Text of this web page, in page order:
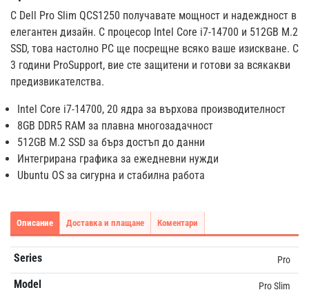
С Dell Pro Slim QCS1250 получавате мощност и надеждност в
елегантен дизайн. С процесор Intel Core i7-14700 и 512GB M.2
SSD, това настолно РС ще посрещне всяко ваше изискване. С
3 години ProSupport, вие сте защитени и готови за всякакви
предизвикателства.
Intel Core i7-14700, 20 ядра за върхова производителност
8GB DDR5 RAM за плавна многозадачност
512GB M.2 SSD за бърз достъп до данни
Интегрирана графика за ежедневни нужди
Ubuntu OS за сигурна и стабилна работа
Описание Доставка и плащане Коментари
Series Pro
Model Pro Slim